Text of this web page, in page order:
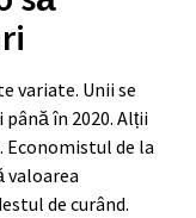
variate. Unii se
în 2020. Alții
Economistul de la
valoarea
de curând.